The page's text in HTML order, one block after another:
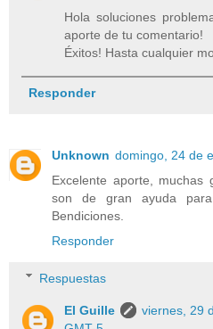
Hola soluciones
aporte de tu comentario!
Éxitos! Hasta cualquier
Responder
Unknown domingo, 24 de
Excelente aporte, muchas
son de gran ayuda
Bendiciones.
Responder
Respuestas
El Guille
viernes, 29